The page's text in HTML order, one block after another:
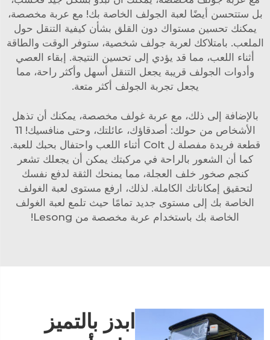
بل ستتحسن أيضًا لعبة الجولف الخاصة بك! مع عربة مخصصة،
يمكنك تحسين مستواك دون القلق بشأن كيفية التنقل حول
الملعب. بامتلاكك لعربة جولف شخصية، ستوفر الوقت والطاقة
أثناء اللعب، مما قد يؤدي إلى تحسين النتيجة. إبقاء العصي
وأدوات الجولف قريبة يجعل التنقل أسهل وأكثر راحة، مما
يجعل تجربة الجولف أكثر متعة.
بالإضافة إلى ذلك، مع عربة غولف مخصصة، يمكنك أن تذهل
الأشخاص من حولك: أصدقاؤك، عائلتك، وحتى منافسيك! 11
قطعة فريدة مفصلة ل Colt أثناء اللعب واحتفال بحبك للعبة.
كما أن الشعور بالراحة في مركبتك يمكن أن يجعلك تشعر
كنجم صخور خلف العجلة، مما يمنحك الثقة لدفع نفسك
لتحقيق إمكاناتك الكاملة. لذلك، ارفع مستوى لعبة الغولف
الخاصة بك إلى مستوى جديد تمامًا حيث تلمع لعبة الغولف
الخاصة بك باستخدام عربة مخصصة من Lesong!
ابدز بالتميز